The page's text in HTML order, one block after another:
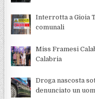
Interrotta a Gioia
comunali
Miss Framesi
Calabria
Droga nascosta
denunciato un